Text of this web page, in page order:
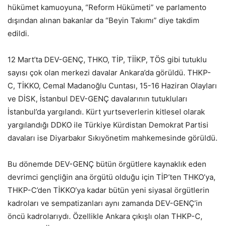
hükümet kamuoyuna, “Reform Hükümeti” ve parlamento
dışından alınan bakanlar da “Beyin Takımı” diye takdim
edildi.
12 Mart’ta DEV-GENÇ, THKO, TİP, TİİKP, TÖS gibi tutuklu
sayısı çok olan merkezi davalar Ankara’da görüldü. THKP-
C, TİKKO, Cemal Madanoğlu Cuntası, 15-16 Haziran Olayları
ve DİSK, İstanbul DEV-GENÇ davalarının tutukluları
İstanbul’da yargılandı. Kürt yurtseverlerin kitlesel olarak
yargılandığı DDKO ile Türkiye Kürdistan Demokrat Partisi
davaları ise Diyarbakır Sıkıyönetim mahkemesinde görüldü.
Bu dönemde DEV-GENÇ bütün örgütlere kaynaklık eden
devrimci gençliğin ana örgütü olduğu için TİP’ten THKO’ya,
THKP-C’den TİKKO’ya kadar bütün yeni siyasal örgütlerin
kadroları ve sempatizanları aynı zamanda DEV-GENÇ’in
öncü kadrolarıydı. Özellikle Ankara çıkışlı olan THKP-C,